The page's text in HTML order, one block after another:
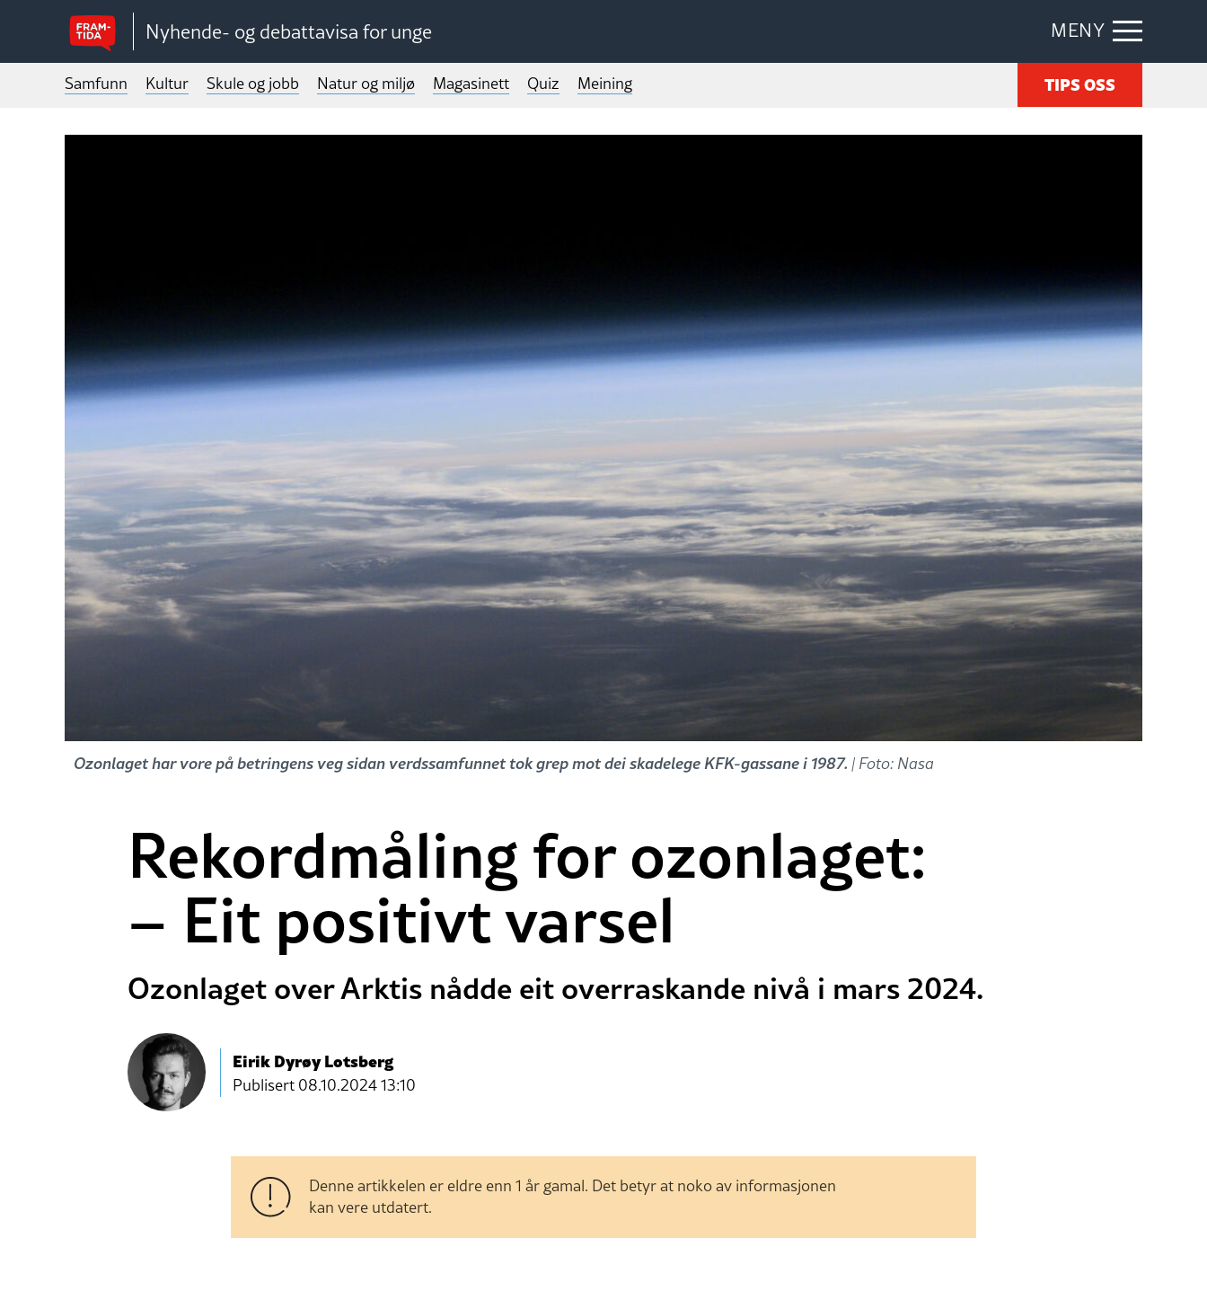
Nyhende- og debattavisa for unge MENY
Samfunn Kultur Skule og jobb Natur og miljø Magasinett Quiz Meining TIPS OSS
Ozonlaget har vore på betringens veg sidan verdssamfunnet tok grep mot dei skadelege KFK-gassane i 1987. | Foto: Nasa
Rekordmåling for ozonlaget:
– Eit positivt varsel
Ozonlaget over Arktis nådde eit overraskande nivå i mars 2024.
Eirik Dyrøy Lotsberg
Publisert 08.10.2024 13:10
Denne artikkelen er eldre enn 1 år gamal. Det betyr at noko av informasjonen
kan vere utdatert.